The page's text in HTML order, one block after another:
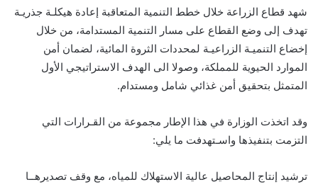
شهد قطاع الزراعة خلال خطط التنمية المتعاقبة إعادة هيكلـة جذريـة
تهدف إلى وضع القطاع على مسار التنمية المستدامة، من خلال
إخضاع التنميـة الزراعيـة لمحددات الثروة المائية، لضمان أمن
الموارد الحيوية للمملكة، وصولا الى الهدف الاستراتيجي الأول
المتمثل بتحقيق أمن غذائي شامل ومستدام.
وقد اتخذت الوزارة في هذا الإطار مجموعة من القـرارات التي
التزمت بتنفيذها واسـتهدفت ما يلي:
ترشيد إنتاج المحاصيل عالية الاستهلاك للمياه، مع وقف تصديرهــا